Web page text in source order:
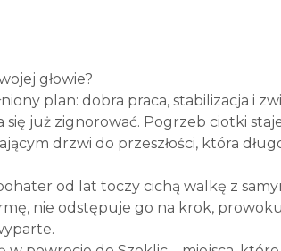
głowie?
plan: dobra praca, stabilizacja i
już zignorować. Pogrzeb ciotki
drzwi do przeszłości, która
od lat toczy cichą walkę z
nie odstępuje go na krok,